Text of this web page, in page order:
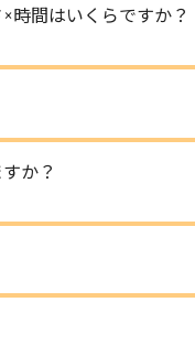
時間はいくらですか？
か？